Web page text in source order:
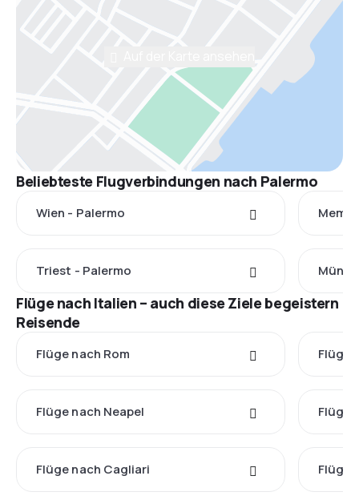
Beliebteste Flugverbindungen nach Palermo
Wien - Palermo
Triest - Palermo
Flüge nach Italien – auch diese Ziele begeistern
Reisende
Flüge nach Rom Flüge
Flüge nach Neapel Flüge
Flüge nach Cagliari Flüge